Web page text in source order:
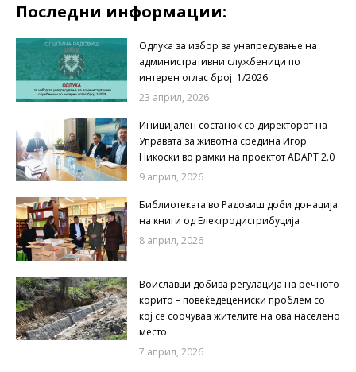
Последни информации:
Одлука за избор за унапредување на
административни службеници по
интерен оглас број 1/2026
23 април, 2026
Иницијален состанок со директорот на
Управата за животна средина Игор
Никоски во рамки на проектот ADAPT 2.0
9 април, 2026
Библиотеката во Радовиш доби донација
на книги од Електродистрибуција
8 април, 2026
Воиславци добива регулација на речното
корито – повеќедецениски проблем со
кој се соочуваа жителите на ова населено
место
7 април, 2026